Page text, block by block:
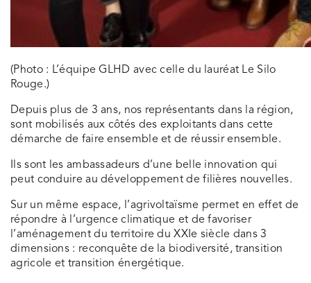
(Photo : L’équipe GLHD avec celle du lauréat Le Silo
Rouge.)
Depuis plus de 3 ans, nos représentants dans la région,
sont mobilisés aux côtés des exploitants dans cette
démarche de faire ensemble et de réussir ensemble.
Ils sont les ambassadeurs d’une belle innovation qui
peut conduire au développement de filières nouvelles.
Sur un même espace, l’agrivoltaïsme permet en effet de
répondre à l’urgence climatique et de favoriser
l’aménagement du territoire du XXIe siècle dans 3
dimensions : reconquête de la biodiversité, transition
agricole et transition énergétique.